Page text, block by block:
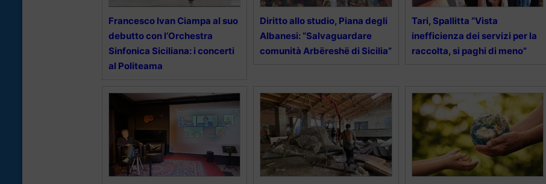
Francesco Ivan Ciampa al suo
debutto con l’Orchestra
Sinfonica Siciliana: i concerti
al Politeama
Diritto allo studio, Piana degli
Albanesi: “Salvaguardare
comunità Arbëreshë di Sicilia”
Tari, Spallitta “Vista
inefficienza dei servizi per la
raccolta, si paghi di meno”